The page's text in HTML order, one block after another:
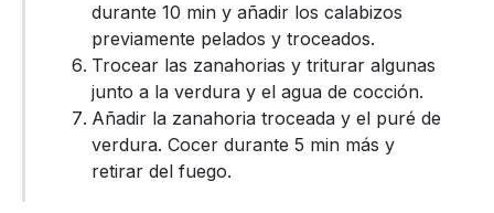
durante 10 min y añadir los calabizos
previamente pelados y troceados.
Trocear las zanahorias y triturar algunas
junto a la verdura y el agua de cocción.
Añadir la zanahoria troceada y el puré de
verdura. Cocer durante 5 min más y
retirar del fuego.